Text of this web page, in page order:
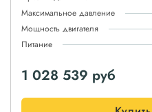
Максимальное давление
Мощность двигателя
Питание
1 028 539 руб